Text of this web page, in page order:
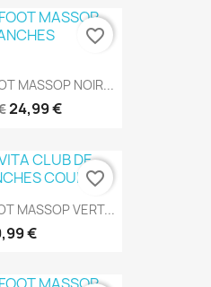
MASSOP NOIR...
24,99 €
favorite_border
MASSOP VERT...
€
favorite_border